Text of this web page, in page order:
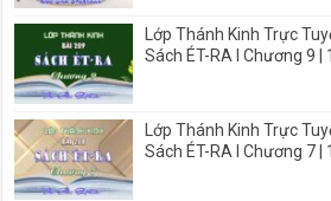
Lớp Thánh Kinh Trực
Sách ÉT-RA I Chương 9
Lớp Thánh Kinh Trực
Sách ÉT-RA I Chương 7